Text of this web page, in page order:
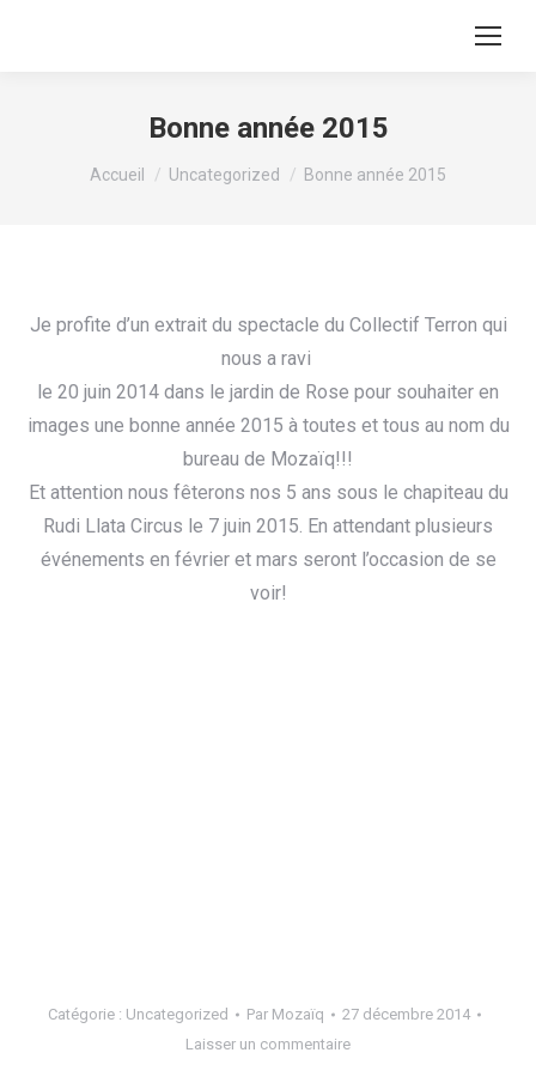
Recherche
Bonne année 2015
Vous êtes ici :
Accueil Uncategorized Bonne année 2015
Je profite d’un extrait du spectacle du Collectif Terron qui
nous a ravi
le 20 juin 2014 dans le jardin de Rose pour souhaiter en
images une bonne année 2015 à toutes et tous au nom du
bureau de Mozaïq!!!
Et attention nous fêterons nos 5 ans sous le chapiteau du
Rudi Llata Circus le 7 juin 2015. En attendant plusieurs
événements en février et mars seront l’occasion de se
voir!
Catégorie : Uncategorized Par Mozaïq
27 décembre 2014
Laisser un commentaire